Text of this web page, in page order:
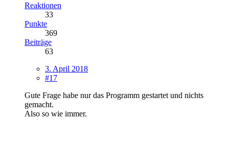
Reaktionen
33
Punkte
369
Beiträge
63
3. April 2018
#17
Gute Frage habe nur das Programm gestartet und nichts
gemacht.
Also so wie immer.